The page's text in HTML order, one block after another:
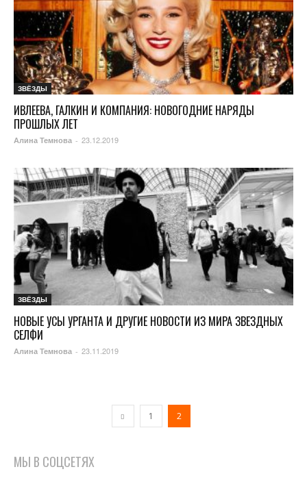
ЗВЁЗДЫ
ИВЛЕЕВА, ГАЛКИН И КОМПАНИЯ: НОВОГОДНИЕ НАРЯДЫ
ПРОШЛЫХ ЛЕТ
Алина Темнова - 23.12.2019
ЗВЁЗДЫ
НОВЫЕ УСЫ УРГАНТА И ДРУГИЕ НОВОСТИ ИЗ МИРА ЗВЕЗДНЫХ
СЕЛФИ
Алина Темнова - 23.11.2019
1 2
МЫ В СОЦСЕТЯХ